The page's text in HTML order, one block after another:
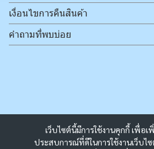
เว็บไซต์นี้มีการใช้งานคุกกี้ เพื่อ
ประสบการณ์ที่ดีในการใช้งานเว็บไ
เงื่อนไขการคืนสินค้า
คำถามที่พบบ่อย